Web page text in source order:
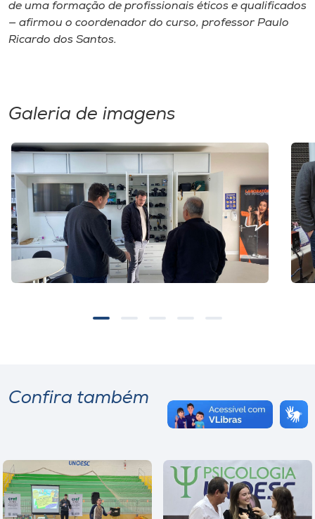
de uma formação de profissionais éticos e qualificados
— afirmou o coordenador do curso, professor Paulo
Ricardo dos Santos.
Galeria de imagens
Confira também